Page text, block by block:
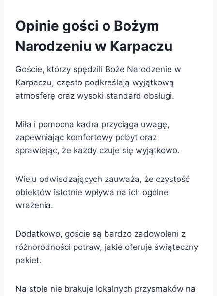
Opinie gości o Bożym
Narodzeniu w Karpaczu
Goście, którzy spędzili Boże Narodzenie w
Karpaczu, często podkreślają wyjątkową
atmosferę oraz wysoki standard obsługi.
Miła i pomocna kadra przyciąga uwagę,
zapewniając komfortowy pobyt oraz
sprawiając, że każdy czuje się wyjątkowo.
Wielu odwiedzających zauważa, że czystość
obiektów istotnie wpływa na ich ogólne
wrażenia.
Dodatkowo, goście są bardzo zadowoleni z
różnorodności potraw, jakie oferuje świąteczny
pakiet.
Na stole nie brakuje lokalnych przysmaków na